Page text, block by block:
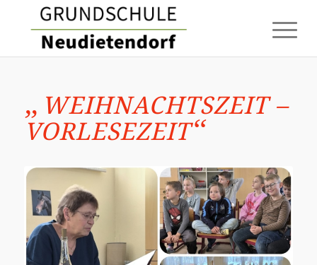
„ WEIHNACHTSZEIT –
VORLESEZEIT“